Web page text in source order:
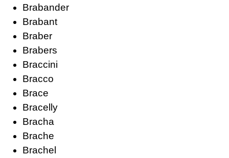
Brabander
Brabant
Braber
Brabers
Braccini
Bracco
Brace
Bracelly
Bracha
Brache
Brachel